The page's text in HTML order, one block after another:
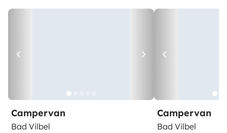
Campervan
Bad Vilbel
Campervan
Bad Vilbel